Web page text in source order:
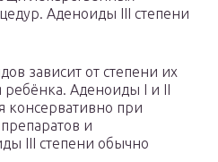
Аденоиды III степени
зависит от степени их
ребёнка. Аденоиды I и II
консервативно при
и
III степени обычно